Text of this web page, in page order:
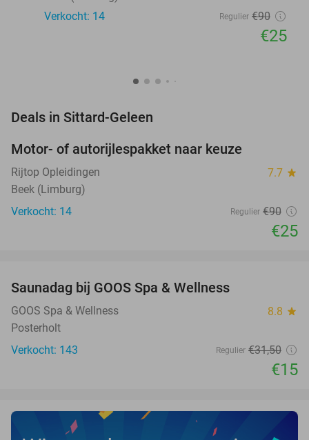
Verkocht: 14
Regulier €90
€25
Deals in Sittard-Geleen
Motor- of autorijlespakket naar keuze
Rijtop Opleidingen 7.7 star
Beek (Limburg)
Verkocht: 14
Regulier €90
€25
TODAY
Saunadag bij GOOS Spa & Wellness
GOOS Spa & Wellness 8.8 star
Posterholt
Verkocht: 143
Regulier €31,50
€15